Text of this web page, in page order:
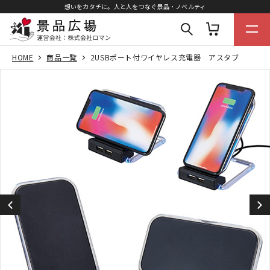
想いをカタチに。人と人をつなぐ景品・ノベルティ
HOME 商品一覧 2USBポート付ワイヤレス充電器 アスタブ